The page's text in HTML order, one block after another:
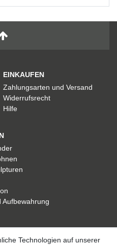
EINKAUFEN
Zahlungsarten und Versand
Widerrufsrecht
Hilfe
Aufbewahrung
Technologien auf unserer